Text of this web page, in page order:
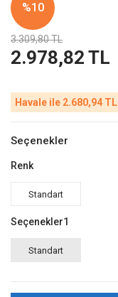
%10
3.309,80 TL
2.978,82 TL
Havale ile 2.680,94 TL
Seçenekler
Renk
Standart
Seçenekler1
Standart